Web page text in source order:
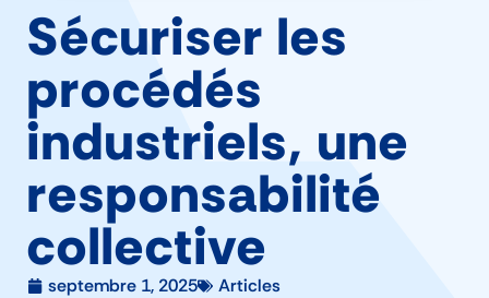
Sécuriser les
procédés
industriels, une
responsabilité
collective
septembre 1, 2025 Articles